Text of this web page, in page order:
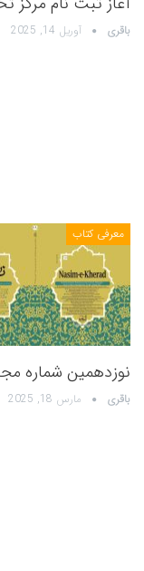
باقری آوریل 14, 2025
معرفی کتاب
نوزدهمین شماره
باقری مارس 18, 2025